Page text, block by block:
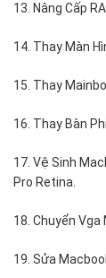
13. Nâng Cấp
14. Thay Màn
15. Thay
16. Thay Bàn
17. Vệ Sinh
Pro Retina.
18. Chuyển
19. Sửa